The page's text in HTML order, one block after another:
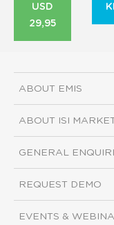
USD
29,95
ABOUT EMIS
ABOUT ISI
GENERAL
REQUEST DEMO
EVENTS &